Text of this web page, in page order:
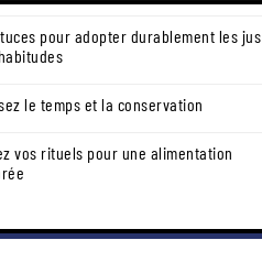
pour adopter durablement les jus
le temps et la conservation
vos rituels pour une alimentation